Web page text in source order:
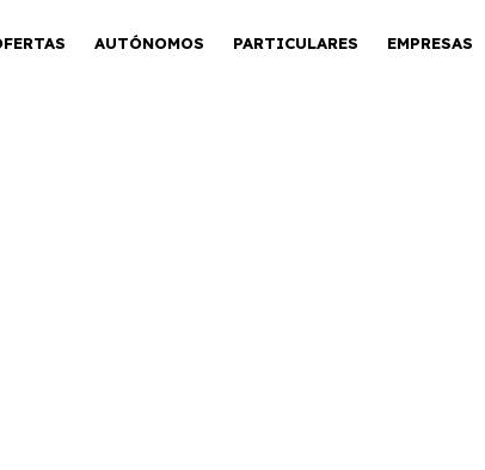
AUTÓNOMOS PARTICULARES EMPRESAS